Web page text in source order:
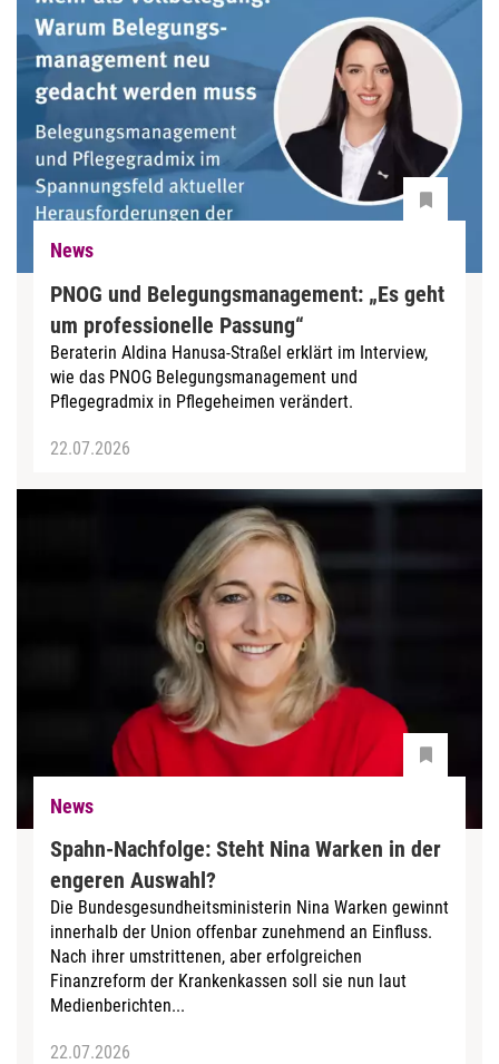
News
PNOG und Belegungsmanagement: „Es geht
um professionelle Passung“
Beraterin Aldina Hanusa-Straßel erklärt im Interview,
wie das PNOG Belegungsmanagement und
Pflegegradmix in Pflegeheimen verändert.
22.07.2026
News
Spahn-Nachfolge: Steht Nina Warken in der
engeren Auswahl?
Die Bundesgesundheitsministerin Nina Warken gewinnt
innerhalb der Union offenbar zunehmend an Einfluss.
Nach ihrer umstrittenen, aber erfolgreichen
Finanzreform der Krankenkassen soll sie nun laut
Medienberichten...
22.07.2026